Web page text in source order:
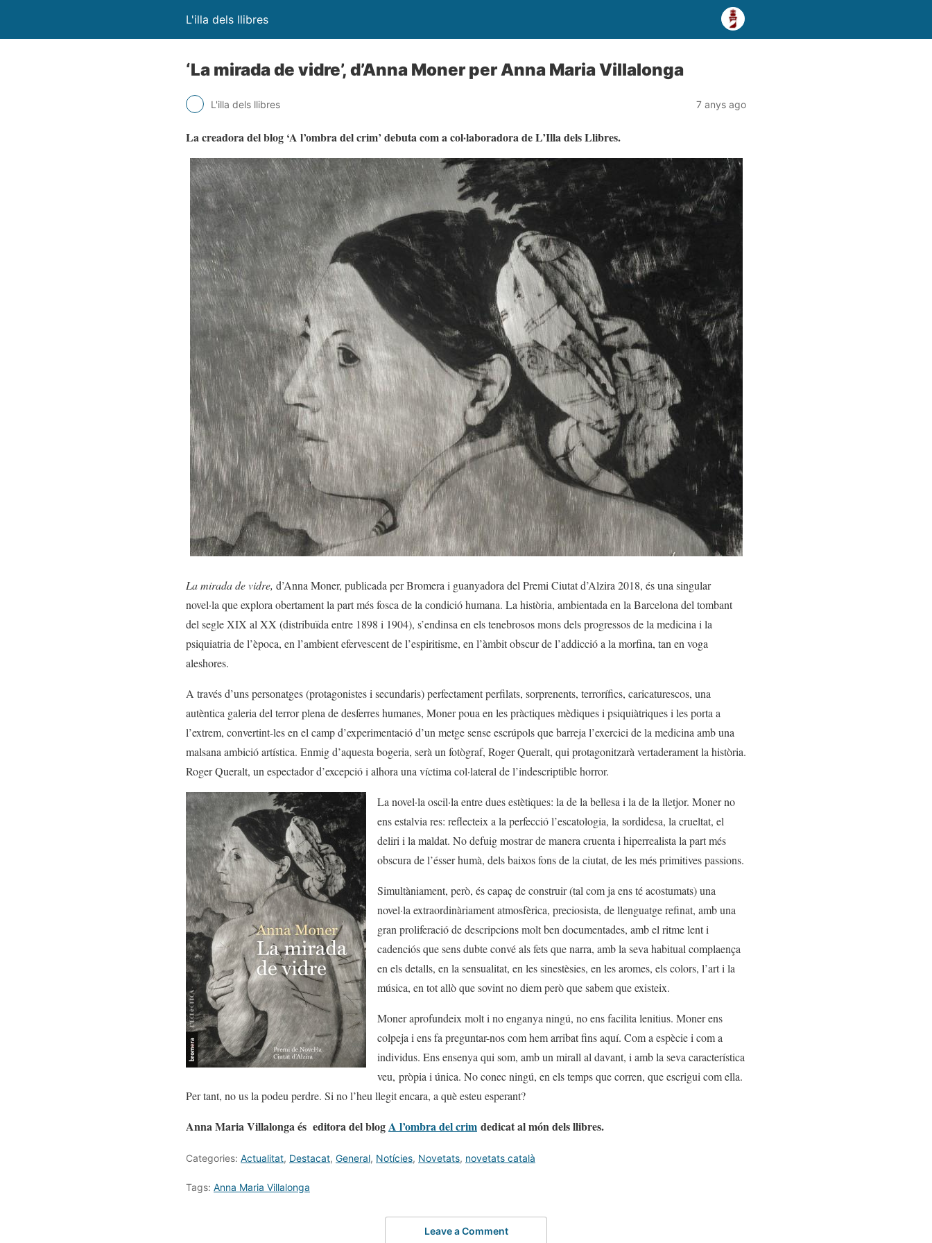
L'illa dels llibres
‘La mirada de vidre’, d’Anna Moner per Anna Maria Villalonga
L'illa dels llibres 7 anys ago
La creadora del blog ‘A l’ombra del crim’ debuta com a col·laboradora de L’Illa dels Llibres.
La mirada de vidre, d’Anna Moner, publicada per Bromera i guanyadora del Premi Ciutat d’Alzira 2018, és una singular
novel·la que explora obertament la part més fosca de la condició humana. La història, ambientada en la Barcelona del tombant
del segle XIX al XX (distribuïda entre 1898 i 1904), s’endinsa en els tenebrosos mons dels progressos de la medicina i la
psiquiatria de l’època, en l’ambient efervescent de l’espiritisme, en l’àmbit obscur de l’addicció a la morfina, tan en voga
aleshores.
A través d’uns personatges (protagonistes i secundaris) perfectament perfilats, sorprenents, terrorífics, caricaturescos, una
autèntica galeria del terror plena de desferres humanes, Moner poua en les pràctiques mèdiques i psiquiàtriques i les porta a
l’extrem, convertint-les en el camp d’experimentació d’un metge sense escrúpols que barreja l’exercici de la medicina amb una
malsana ambició artística. Enmig d’aquesta bogeria, serà un fotògraf, Roger Queralt, qui protagonitzarà vertaderament la història.
Roger Queralt, un espectador d’excepció i alhora una víctima col·lateral de l’indescriptible horror.
La novel·la oscil·la entre dues estètiques: la de la bellesa i la de la lletjor. Moner no
ens estalvia res: reflecteix a la perfecció l’escatologia, la sordidesa, la crueltat, el
deliri i la maldat. No defuig mostrar de manera cruenta i hiperrealista la part més
obscura de l’ésser humà, dels baixos fons de la ciutat, de les més primitives passions.
Simultàniament, però, és capaç de construir (tal com ja ens té acostumats) una
novel·la extraordinàriament atmosfèrica, preciosista, de llenguatge refinat, amb una
gran proliferació de descripcions molt ben documentades, amb el ritme lent i
cadenciós que sens dubte convé als fets que narra, amb la seva habitual complaença
en els detalls, en la sensualitat, en les sinestèsies, en les aromes, els colors, l’art i la
música, en tot allò que sovint no diem però que sabem que existeix.
Moner aprofundeix molt i no enganya ningú, no ens facilita lenitius. Moner ens
colpeja i ens fa preguntar-nos com hem arribat fins aquí. Com a espècie i com a
individus. Ens ensenya qui som, amb un mirall al davant, i amb la seva característica
veu, pròpia i única. No conec ningú, en els temps que corren, que escrigui com ella.
Per tant, no us la podeu perdre. Si no l’heu llegit encara, a què esteu esperant?
Anna Maria Villalonga és editora del blogA l’ombra del crim dedicat al món dels llibres.
Categories: Actualitat, Destacat, General, Notícies, Novetats, novetats català
Tags: Anna Maria Villalonga
Leave a Comment